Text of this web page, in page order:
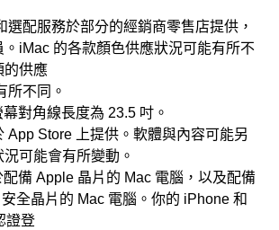
服務於部分的經銷商零售店提供，
iMac 的各款顏色供應狀況可能有所不
的供應
不同。
角線長度為 23.5 吋。
Store 上提供。軟體與內容可能另
可能會有所變動。
Apple 晶片的 Mac 電腦，以及配備
全晶片的 Mac 電腦。你的 iPhone 和
證登